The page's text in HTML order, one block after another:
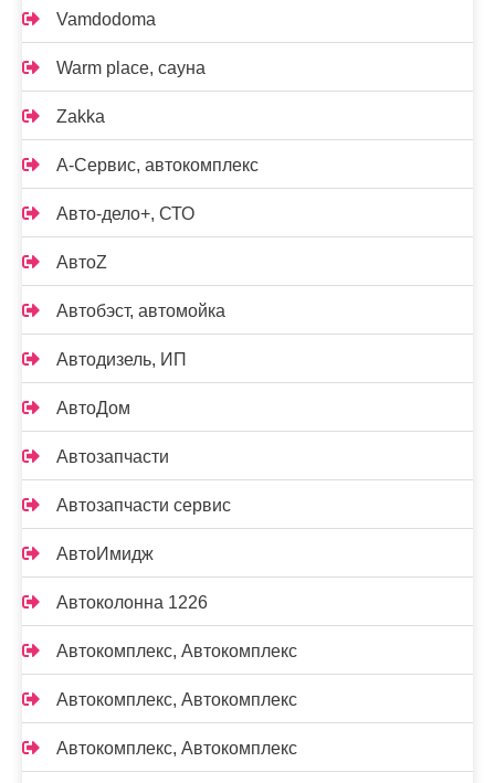
Vamdodoma
Warm place, сауна
Zakka
А-Сервис, автокомплекс
Авто-дело+, СТО
АвтоZ
Автобэст, автомойка
Автодизель, ИП
АвтоДом
Автозапчасти
Автозапчасти сервис
АвтоИмидж
Автоколонна 1226
Автокомплекс, Автокомплекс
Автокомплекс, Автокомплекс
Автокомплекс, Автокомплекс